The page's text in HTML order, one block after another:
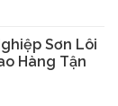
Sơn Lôi
Hàng Tận